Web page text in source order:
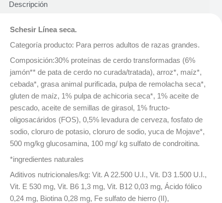
Descripción
Schesir Línea seca.
Categoría producto: Para perros adultos de razas grandes.
Composición:30% proteínas de cerdo transformadas (6%
jamón** de pata de cerdo no curada/tratada), arroz*, maíz*,
cebada*, grasa animal purificada, pulpa de remolacha seca*,
gluten de maíz, 1% pulpa de achicoria seca*, 1% aceite de
pescado, aceite de semillas de girasol, 1% fructo-
oligosacáridos (FOS), 0,5% levadura de cerveza, fosfato de
sodio, cloruro de potasio, cloruro de sodio, yuca de Mojave*,
500 mg/kg glucosamina, 100 mg/ kg sulfato de condroitina.
*ingredientes naturales
Aditivos nutricionales/kg: Vit. A 22.500 U.I., Vit. D3 1.500 U.I.,
Vit. E 530 mg, Vit. B6 1,3 mg, Vit. B12 0,03 mg, Ácido fólico
0,24 mg, Biotina 0,28 mg, Fe sulfato de hierro (II),